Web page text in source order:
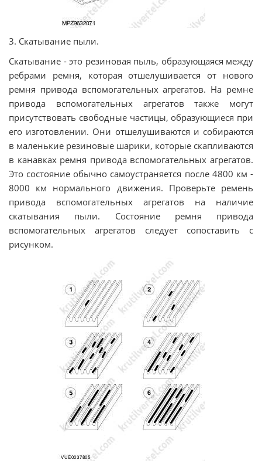
3. Скатывание пыли.
Скатывание - это резиновая пыль, образующаяся между
ребрами ремня, которая отшелушивается от нового
ремня привода вспомогательных агрегатов. На ремне
привода вспомогательных агрегатов также могут
присутствовать свободные частицы, образующиеся при
его изготовлении. Они отшелушиваются и собираются
в маленькие резиновые шарики, которые скапливаются
в канавках ремня привода вспомогательных агрегатов.
Это состояние обычно самоустраняется после 4800 км -
8000 км нормального движения. Проверьте ремень
привода вспомогательных агрегатов на наличие
скатывания пыли. Состояние ремня привода
вспомогательных агрегатов следует сопоставить с
рисунком.